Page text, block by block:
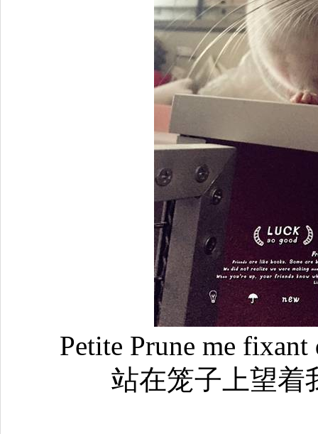
Petite Prune me fixant
站在笼子上望着